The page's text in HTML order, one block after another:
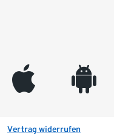
appleinc android
Vertrag widerrufen